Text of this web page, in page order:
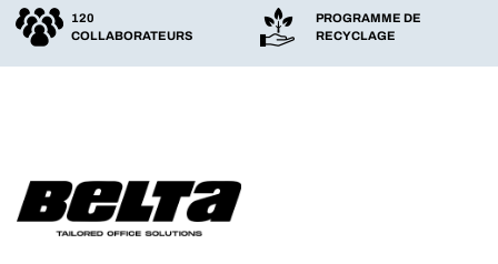
120
COLLABORATEURS
PROGRAMME DE
RECYCLAGE